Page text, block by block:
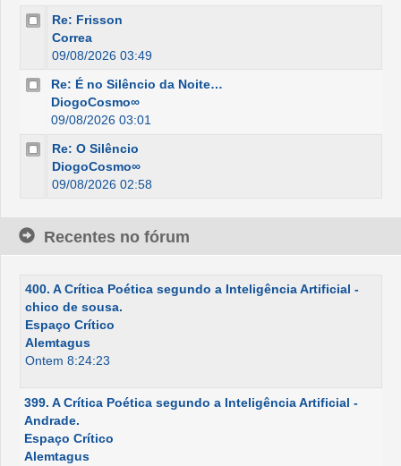
Re: Frisson
Correa
09/08/2026 03:49
Re: É no Silêncio da Noite…
DiogoCosmo∞
09/08/2026 03:01
Re: O Silêncio
DiogoCosmo∞
09/08/2026 02:58
Recentes no fórum
400. A Crítica Poética segundo a Inteligência Artificial -
chico de sousa.
Espaço Crítico
Alemtagus
Ontem 8:24:23
399. A Crítica Poética segundo a Inteligência Artificial -
Andrade.
Espaço Crítico
Alemtagus